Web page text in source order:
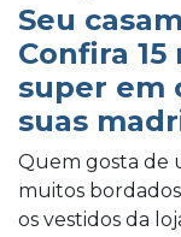
Seu
Confira
super em
suas
Quem gosta de
muitos
os vestidos da